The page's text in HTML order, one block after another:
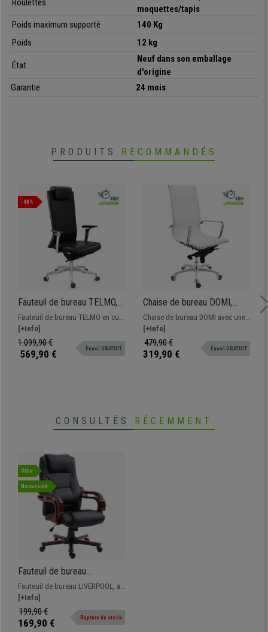
Piétement et accoudoir en bois massif
• Dossier et assise larges, excellent rembourrage
Roulettes
moquettes/tapis
Poids maximum supporté
140 Kg
Poids
12 kg
État
Neuf dans son emballage
d'origine
Garantie
24 mois
PRODUITS RECOMMANDÉS
-48%
Fauteuil de bureau TELMO,
Grande Qualité, Élégance et
Confort, Cuir Authentique
Noir
Fauteuil de bureau TELMO en cuir
authentique : offrez-vous le luxe
en termes de design, qualité et
confort. Utilisation
[+Info]
1.099,90 €
569,90 € Envoi GRATUIT
Chaise de bureau DOMI,
Structure Métallique
Chromée, Design élégant, En
Maille, Blanc
Chaise de bureau DOMI avec une
structure Métallique Chromée.
Mécanisme basculant avec
réglage sur 4 positions
[+Info]
479,90 €
319,90 € Envoi GRATUIT
CONSULTÉS RÉCEMMENT
Offre
Nouveauté
Fauteuil de bureau
LIVERPOOL, Rembourrage
Épais et Confort Optimal,
Design Exclusif en Bois, en
Cuir Noir
Fauteuil de bureau LIVERPOOL, au
style classique en bois massif. Ce
modèle se distingue par son
piétement et ses accoudoirs en
[+Info]
199,90 €
169,90 € Rupture de stock